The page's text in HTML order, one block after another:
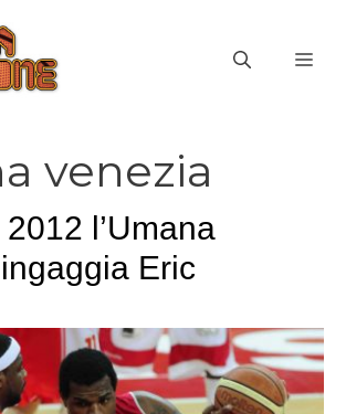
venezia
l’Umana
Eric